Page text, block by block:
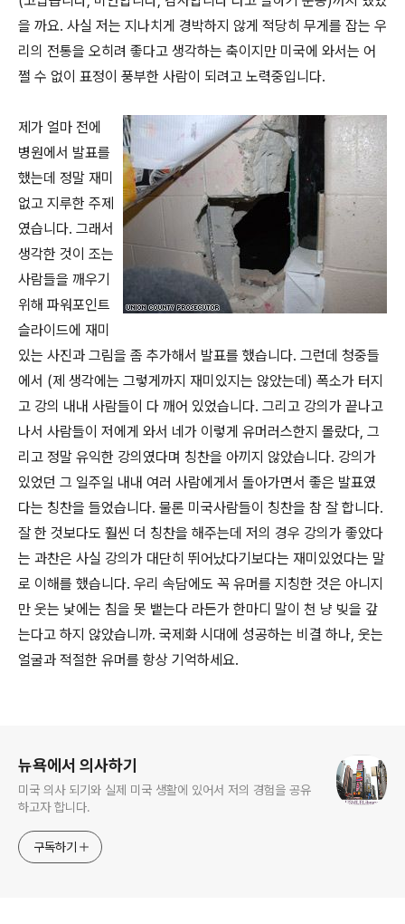
을 까요. 사실 저는 지나치게 경박하지 않게 적당히 무게를 잡는 우
리의 전통을 오히려 좋다고 생각하는 축이지만 미국에 와서는 어
쩔 수 없이 표정이 풍부한 사람이 되려고 노력중입니다.
제가 얼마 전에
병원에서 발표를
했는데 정말 재미
없고 지루한 주제
였습니다. 그래서
생각한 것이 조는
사람들을 깨우기
위해 파워포인트
슬라이드에 재미
있는 사진과 그림을 좀 추가해서 발표를 했습니다. 그런데 청중들
에서 (제 생각에는 그렇게까지 재미있지는 않았는데) 폭소가 터지
고 강의 내내 사람들이 다 깨어 있었습니다. 그리고 강의가 끝나고
나서 사람들이 저에게 와서 네가 이렇게 유머러스한지 몰랐다, 그
리고 정말 유익한 강의였다며 칭찬을 아끼지 않았습니다. 강의가
있었던 그 일주일 내내 여러 사람에게서 돌아가면서 좋은 발표였
다는 칭찬을 들었습니다. 물론 미국사람들이 칭찬을 참 잘 합니다.
잘 한 것보다도 훨씬 더 칭찬을 해주는데 저의 경우 강의가 좋았다
는 과찬은 사실 강의가 대단히 뛰어났다기보다는 재미있었다는 말
로 이해를 했습니다. 우리 속담에도 꼭 유머를 지칭한 것은 아니지
만 웃는 낯에는 침을 못 뱉는다 라든가 한마디 말이 천 냥 빚을 갚
는다고 하지 않았습니까. 국제화 시대에 성공하는 비결 하나, 웃는
얼굴과 적절한 유머를 항상 기억하세요.
뉴욕에서 의사하기
미국 의사 되기와 실제 미국 생활에 있어서 저의 경험을 공유
하고자 합니다.
구독하기